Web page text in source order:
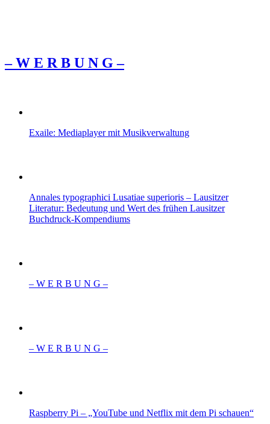
– W Ε R Β U Ν G –
Exaile: Mediaplayer mit Musikverwaltung
Annales typographici Lusatiae superioris – Lausitzer
Literatur: Bedeutung und Wert des frühen Lausitzer
Buchdruck-Kompendiums
– W Ε R Β U Ν G –
– W Ε R Β U Ν G –
Raspberry Pi – „YouTube und Netflix mit dem Pi schauen“